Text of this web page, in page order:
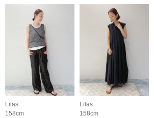
Lilas
158cm
Lilas
158cm